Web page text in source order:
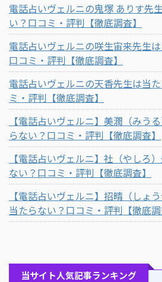
電話占いヴェルニの鬼塚 ありす先
い？口コミ・評判【徹底調査】
電話占いヴェルニの咲生宙来先生
口コミ・評判【徹底調査】
電話占いヴェルニの天香先生は当
ミ・評判【徹底調査】
【電話占いヴェルニ】美潤（みう
らない？口コミ・評判【徹底調査】
【電話占いヴェルニ】社（やしろ
ない？口コミ・評判【徹底調査】
【電話占いヴェルニ】招晴（しょ
当たらない？口コミ・評判【徹底調
当サイト人気記事ランキング